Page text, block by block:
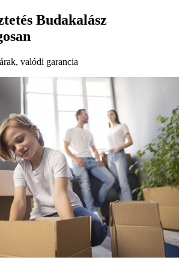
Budakalász
valódi garancia